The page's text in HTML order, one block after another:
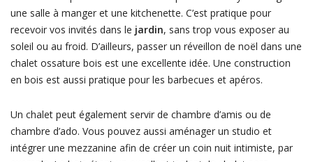
une salle à manger et une kitchenette. C’est pratique pour
recevoir vos invités dans le jardin, sans trop vous exposer au
soleil ou au froid. D’ailleurs, passer un réveillon de noël dans une
chalet ossature bois est une excellente idée. Une construction
en bois est aussi pratique pour les barbecues et apéros.
Un chalet peut également servir de chambre d’amis ou de
chambre d’ado. Vous pouvez aussi aménager un studio et
intégrer une mezzanine afin de créer un coin nuit intimiste, par